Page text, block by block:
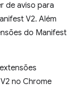
de aviso para
V2. Além
do Manifest
no Chrome